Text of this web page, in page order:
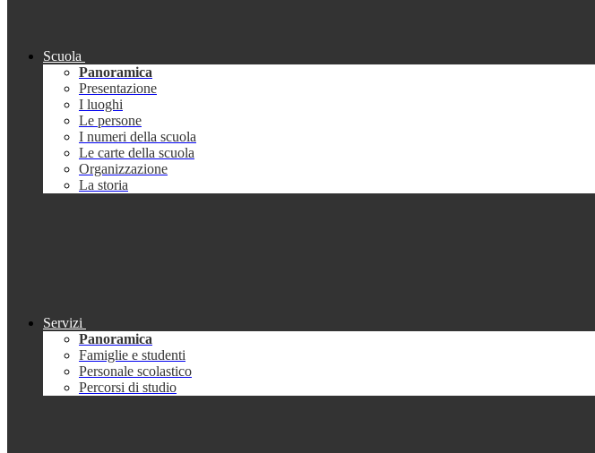
Scuola
Panoramica
Presentazione
I luoghi
Le persone
I numeri della scuola
Le carte della scuola
Organizzazione
La storia
Servizi
Panoramica
Famiglie e studenti
Personale scolastico
Percorsi di studio